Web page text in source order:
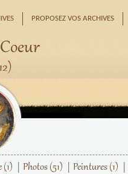
PROPOSEZ VOS ARCHIVES
(1) Photos (51) Peintures (1)